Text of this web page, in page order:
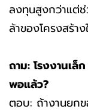
ลงทุนสูงกว่าแต่
ล้าของโครงสร้าง
ถาม: โรงงานเล็
พอแล้ว?
ตอบ: ถ้างานยก